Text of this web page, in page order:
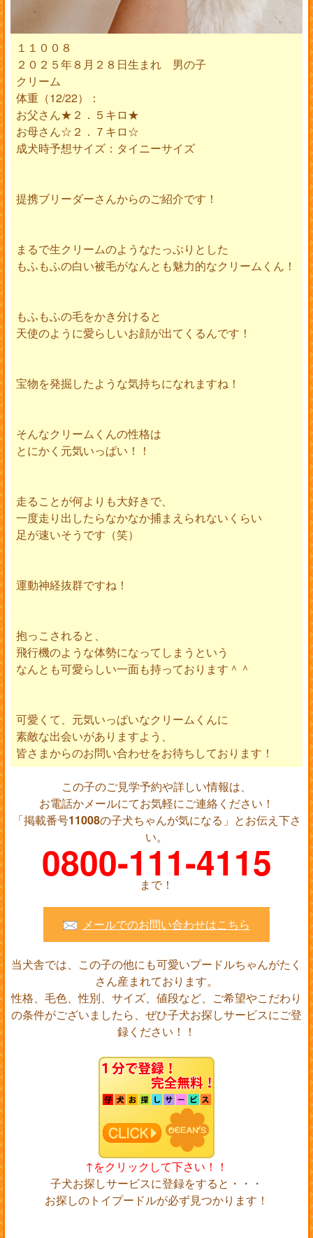
１１００８
２０２５年８月２８日生まれ 男の子
クリーム
体重（12/22）：
お父さん★２．５キロ★
お母さん☆２．７キロ☆
成犬時予想サイズ：タイニーサイズ
提携ブリーダーさんからのご紹介です！
まるで生クリームのようなたっぷりとした
もふもふの白い被毛がなんとも魅力的なクリームくん！
もふもふの毛をかき分けると
天使のように愛らしいお顔が出てくるんです！
宝物を発掘したような気持ちになれますね！
そんなクリームくんの性格は
とにかく元気いっぱい！！
走ることが何よりも大好きで、
一度走り出したらなかなか捕まえられないくらい
足が速いそうです（笑）
運動神経抜群ですね！
抱っこされると、
飛行機のような体勢になってしまうという
なんとも可愛らしい一面も持っております＾＾
可愛くて、元気いっぱいなクリームくんに
素敵な出会いがありますよう、
皆さまからのお問い合わせをお待ちしております！
この子のご見学予約や詳しい情報は、
お電話かメールにてお気軽にご連絡ください！
「掲載番号11008の子犬ちゃんが気になる」とお伝え下さ
い。
0800-111-4115
まで！
メールでのお問い合わせはこちら
当犬舎では、この子の他にも可愛いプードルちゃんがたく
さん産まれております。
性格、毛色、性別、サイズ、値段など、ご希望やこだわり
の条件がございましたら、ぜひ子犬お探しサービスにご登
録ください！！
↑をクリックして下さい！！
子犬お探しサービスに登録をすると・・・
お探しのトイプードルが必ず見つかります！